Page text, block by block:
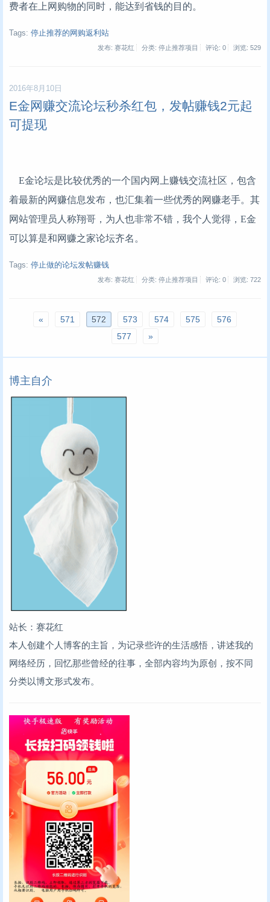
费者在上网购物的同时，能达到省钱的目的。
Tags: 停止推荐的网购返利站
发布: 赛花红 分类: 停止推荐项目 评论: 0 浏览: 529
2016年8月10日
E金网赚交流论坛秒杀红包，发帖赚钱2元起
可提现
E金论坛是比较优秀的一个国内网上赚钱交流社区，包含
着最新的网赚信息发布，也汇集着一些优秀的网赚老手。其
网站管理员人称翔哥，为人也非常不错，我个人觉得，E金
可以算是和网赚之家论坛齐名。
Tags: 停止做的论坛发帖赚钱
发布: 赛花红 分类: 停止推荐项目 评论: 0 浏览: 722
« 571 572 573 574 575
576
577
»
博主自介
站长：赛花红
本人创建个人博客的主旨，为记录些许的生活感悟，讲述我的
网络经历，回忆那些曾经的往事，全部内容均为原创，按不同
分类以博文形式发布。